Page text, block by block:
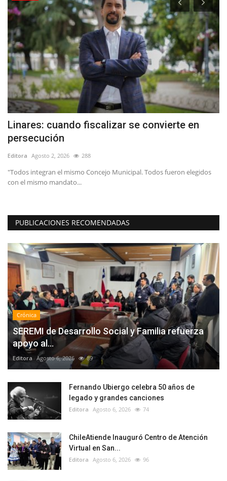
Linares: cuando fiscalizar se convierte en
persecución
Editora Agosto 2, 2026 288
"Todos integran el mismo Concejo Municipal. Todos fueron elegidos
con el mismo mandato...
PUBLICACIONES RECOMENDADAS
Crónica
SEREMI de Desarrollo Social y Familia refuerza
apoyo al...
Editora Agosto 6, 2026 89
Fernando Ubiergo celebra 50 años de
legado y grandes canciones
Editora Agosto 6, 2026 74
ChileAtiende Inauguró Centro de Atención
Virtual en San...
Editora Agosto 6, 2026 96